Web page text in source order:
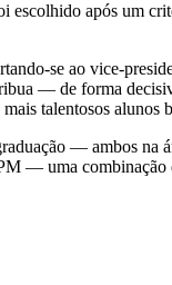
escolhido após um
se ao vice-
— de forma
talentosos alunos
— ambos na
— uma combinação